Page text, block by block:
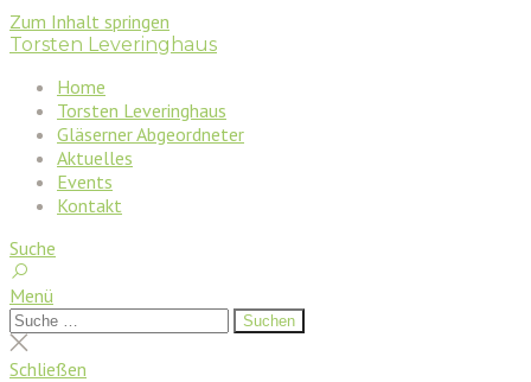
Zum Inhalt springen
Torsten Leveringhaus
Home
Torsten Leveringhaus
Gläserner Abgeordneter
Aktuelles
Events
Kontakt
Suche
Menü
Suchen
nach:
Suchen
Suche
schließen
Schließen